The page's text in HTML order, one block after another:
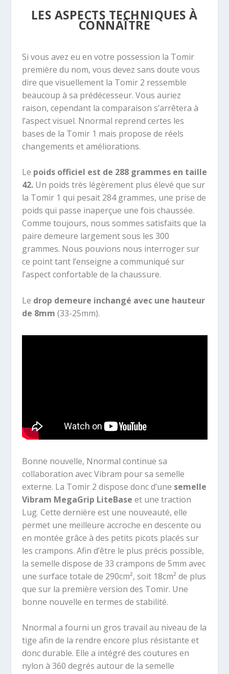
LES ASPECTS TECHNIQUES À
CONNAÎTRE
Si vous avez eu en votre possession la Tomir
première du nom, vous devez sans doute vous
dire que visuellement la Tomir 2 ressemble
beaucoup à sa prédécesseur. Vous auriez
raison, cependant la comparaison s’arrêtera à
l’aspect visuel. Nnormal reprend certes les
bases de la Tomir 1 mais propose de réels
changements et améliorations.
Le poids officiel est de 288 grammes en taille
42. Un poids très légèrement plus élevé que sur
la Tomir 1 qui pesait 284 grammes, une prise de
poids qui passe inaperçue une fois chaussée.
Comme toujours, nous sommes satisfaits que la
paire demeure largement sous les 300
grammes. Nous pouvions nous interroger sur
ce point tant l’enseigne a communiqué sur
l’aspect confortable de la chaussure.
Le drop demeure inchangé avec une hauteur
de 8mm (33-25mm).
Bonne nouvelle, Nnormal continue sa
collaboration avec Vibram pour sa semelle
externe. La Tomir 2 dispose donc d’une semelle
Vibram MegaGrip LiteBase et une traction
Lug. Cette dernière est une nouveauté, elle
permet une meilleure accroche en descente ou
en montée grâce à des petits picots placés sur
les crampons. Afin d’être le plus précis possible,
la semelle dispose de 33 crampons de 5mm avec
une surface totale de 290cm², soit 18cm² de plus
que sur la première version des Tomir. Une
bonne nouvelle en termes de stabilité.
Nnormal a fourni un gros travail au niveau de la
tige afin de la rendre encore plus résistante et
donc durable. Elle a intégré des coutures en
nylon à 360 degrés autour de la semelle